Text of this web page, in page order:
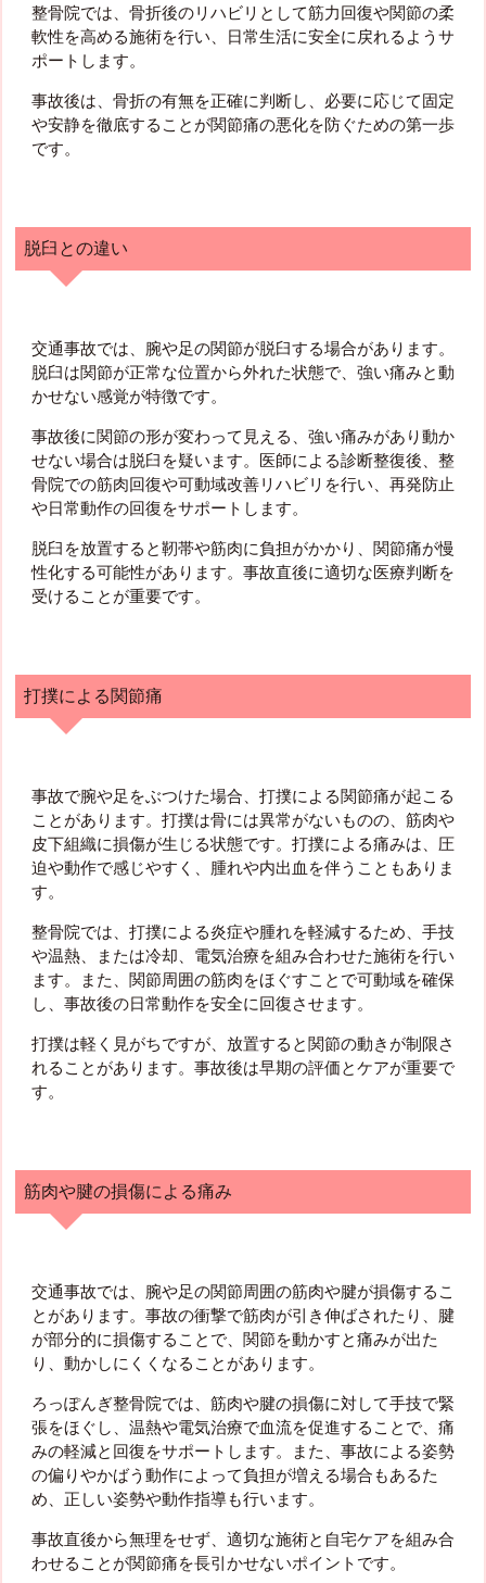
整骨院では、骨折後のリハビリとして筋力回復や関節の柔
軟性を高める施術を行い、日常生活に安全に戻れるようサ
ポートします。
事故後は、骨折の有無を正確に判断し、必要に応じて固定
や安静を徹底することが関節痛の悪化を防ぐための第一歩
です。
脱臼との違い
交通事故では、腕や足の関節が脱臼する場合があります。
脱臼は関節が正常な位置から外れた状態で、強い痛みと動
かせない感覚が特徴です。
事故後に関節の形が変わって見える、強い痛みがあり動か
せない場合は脱臼を疑います。医師による診断整復後、整
骨院での筋肉回復や可動域改善リハビリを行い、再発防止
や日常動作の回復をサポートします。
脱臼を放置すると靭帯や筋肉に負担がかかり、関節痛が慢
性化する可能性があります。事故直後に適切な医療判断を
受けることが重要です。
打撲による関節痛
事故で腕や足をぶつけた場合、打撲による関節痛が起こる
ことがあります。打撲は骨には異常がないものの、筋肉や
皮下組織に損傷が生じる状態です。打撲による痛みは、圧
迫や動作で感じやすく、腫れや内出血を伴うこともありま
す。
整骨院では、打撲による炎症や腫れを軽減するため、手技
や温熱、または冷却、電気治療を組み合わせた施術を行い
ます。また、関節周囲の筋肉をほぐすことで可動域を確保
し、事故後の日常動作を安全に回復させます。
打撲は軽く見がちですが、放置すると関節の動きが制限さ
れることがあります。事故後は早期の評価とケアが重要で
す。
筋肉や腱の損傷による痛み
交通事故では、腕や足の関節周囲の筋肉や腱が損傷するこ
とがあります。事故の衝撃で筋肉が引き伸ばされたり、腱
が部分的に損傷することで、関節を動かすと痛みが出た
り、動かしにくくなることがあります。
ろっぽんぎ整骨院では、筋肉や腱の損傷に対して手技で緊
張をほぐし、温熱や電気治療で血流を促進することで、痛
みの軽減と回復をサポートします。また、事故による姿勢
の偏りやかばう動作によって負担が増える場合もあるた
め、正しい姿勢や動作指導も行います。
事故直後から無理をせず、適切な施術と自宅ケアを組み合
わせることが関節痛を長引かせないポイントです。